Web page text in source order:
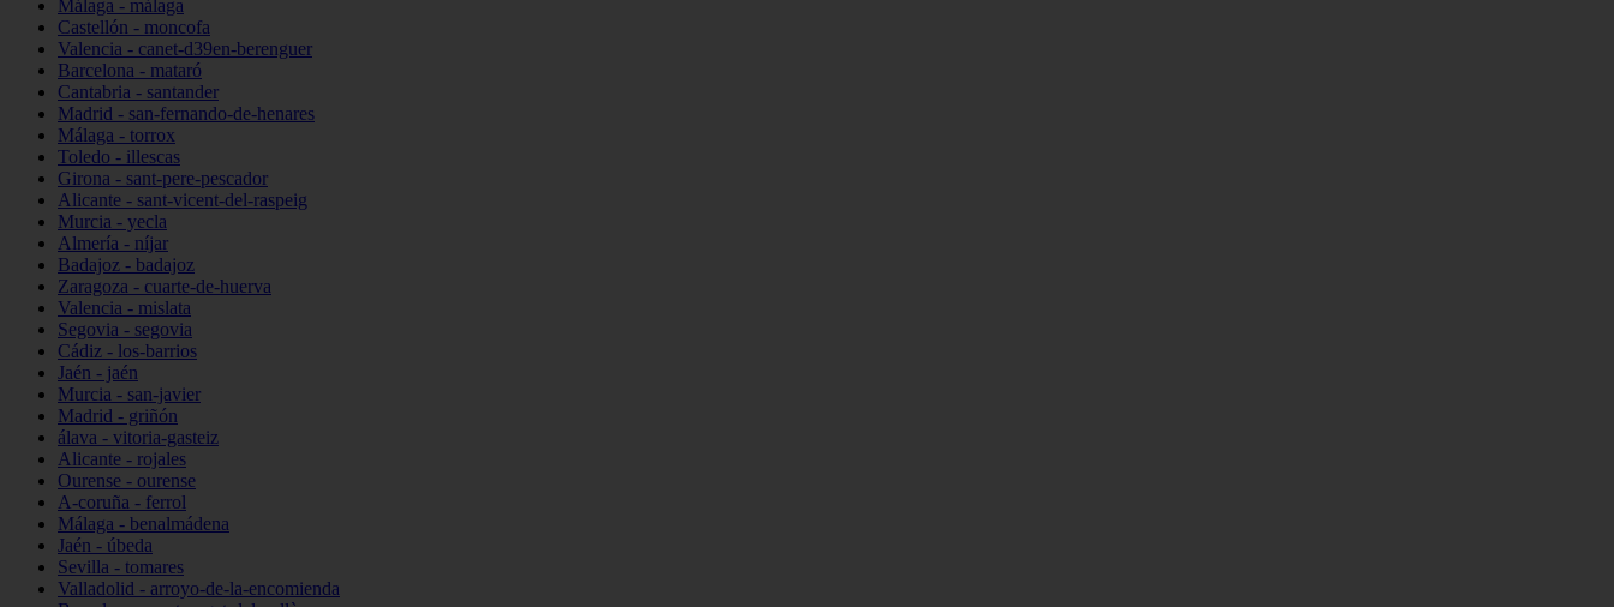
Málaga - málaga
Castellón - moncofa
Valencia - canet-d39en-berenguer
Barcelona - mataró
Cantabria - santander
Madrid - san-fernando-de-henares
Málaga - torrox
Toledo - illescas
Girona - sant-pere-pescador
Alicante - sant-vicent-del-raspeig
Murcia - yecla
Almería - níjar
Badajoz - badajoz
Zaragoza - cuarte-de-huerva
Valencia - mislata
Segovia - segovia
Cádiz - los-barrios
Jaén - jaén
Murcia - san-javier
Madrid - griñón
álava - vitoria-gasteiz
Alicante - rojales
Ourense - ourense
A-coruña - ferrol
Málaga - benalmádena
Jaén - úbeda
Sevilla - tomares
Valladolid - arroyo-de-la-encomienda